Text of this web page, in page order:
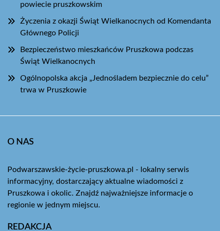
powiecie pruszkowskim
Życzenia z okazji Świąt Wielkanocnych od Komendanta
Głównego Policji
Bezpieczeństwo mieszkańców Pruszkowa podczas
Świąt Wielkanocnych
Ogólnopolska akcja „Jednośladem bezpiecznie do celu”
trwa w Pruszkowie
O NAS
Podwarszawskie-życie-pruszkowa.pl - lokalny serwis
informacyjny, dostarczający aktualne wiadomości z
Pruszkowa i okolic. Znajdź najważniejsze informacje o
regionie w jednym miejscu.
REDAKCJA